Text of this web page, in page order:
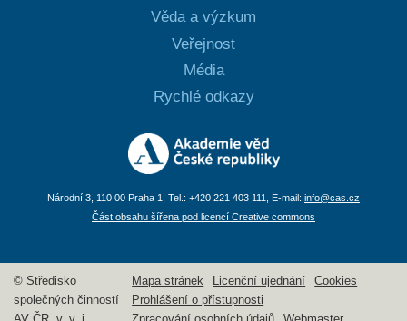
Věda a výzkum
Veřejnost
Média
Rychlé odkazy
Národní 3, 110 00 Praha 1, Tel.: +420 221 403 111, E-mail: info@cas.cz
Část obsahu šířena pod licencí Creative commons
© Středisko
společných činností
Mapa stránek Licenční ujednání
Cookies
Prohlášení o přístupnosti